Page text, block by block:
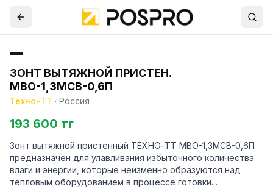
ЗОНТ ВЫТЯЖНОЙ ПРИСТЕН.
МВО-1,3МСВ-0,6П
Техно-ТТ · Россия
193 600 тг
Зонт вытяжной пристенный ТЕХНО-ТТ МВО-1,3МСВ-0,6П
предназначен для улавливания избыточного количества
влаги и энергии, которые неизменно образуются над
тепловым оборудованием в процессе готовки.